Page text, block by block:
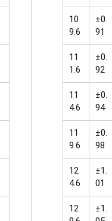
10
9.6
±0.
91
11
1.6
±0.
92
11
4.6
±0.
94
11
9.6
±0.
98
12
4.6
±1.
01
12
±1.